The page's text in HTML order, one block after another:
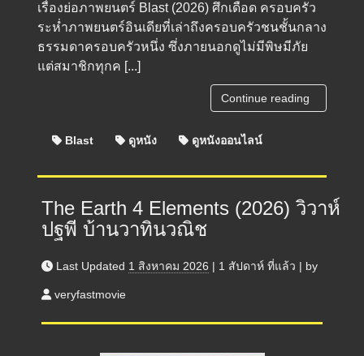
เรื่องย่อภาพยนตร์ Blast (2026) ศึกเดือด ครอบครัว
ระห่ำภาพยนตร์อินเดียที่เล่าถึงครอบครัวชนชั้นกลาง
ธรรมดาครอบครัวหนึ่ง ซึ่งภายนอกดูไม่มีพิษมีภัย
แต่สมาชิกทุกค [...]
Continue reading
Blast ดูหนัง ดูหนังออนไลน์
The Earth 4 Elements (2026) วิวาห์
ปฐพี บ้านวาทินวณิช
Last Updated 1 สิงหาคม 2026 | 1 สัปดาห์ ที่แล้ว | by
veryfastmovie